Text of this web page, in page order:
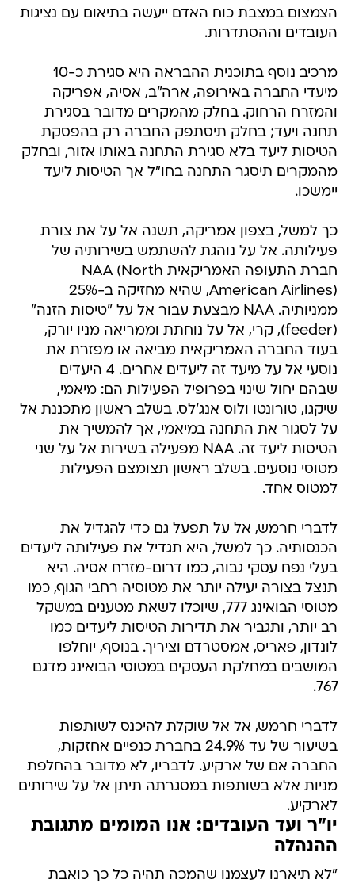
הצמצום במצבת כוח האדם ייעשה בתיאום עם נציגות
העובדים וההסתדרות.
מרכיב נוסף בתוכנית ההבראה היא סגירת כ-10
מיעדי החברה באירופה, ארה"ב, אסיה, אפריקה
והמזרח הרחוק. בחלק מהמקרים מדובר בסגירת
תחנה ויעד; בחלק תיסתפק החברה רק בהפסקת
הטיסות ליעד בלא סגירת התחנה באותו אזור, ובחלק
מהמקרים תיסגר התחנה בחו"ל אך הטיסות ליעד
יימשכו.
כך למשל, בצפון אמריקה, תשנה אל על את צורת
פעילותה. אל על נוהגת להשתמש בשירותיה של
חברת התעופה האמריקאית NAA (North
American Airlines), שהיא מחזיקה ב-25%
ממניותיה. NAA מבצעת עבור אל על "טיסות הזנה"
(feeder), קרי, אל על נוחתת וממריאה מניו יורק,
בעוד החברה האמריקאית מביאה או מפזרת את
נוסעי אל על מיעד זה ליעדים אחרים. 4 היעדים
שבהם יחול שינוי בפרופיל הפעילות הם: מיאמי,
שיקגו, טורונטו ולוס אנג'לס. בשלב ראשון מתכננת אל
על לסגור את התחנה במיאמי, אך להמשיך את
הטיסות ליעד זה. NAA מפעילה בשירות אל על שני
מטוסי נוסעים. בשלב ראשון תצומצם הפעילות
למטוס אחד.
לדברי חרמש, אל על תפעל גם כדי להגדיל את
הכנסותיה. כך למשל, היא תגדיל את פעילותה ליעדים
בעלי נפח עסקי גבוה, כמו דרום-מזרח אסיה. היא
תנצל בצורה יעילה יותר את מטוסיה רחבי הגוף, כמו
מטוסי הבואינג 777, שיוכלו לשאת מטענים במשקל
רב יותר, ותגביר את תדירות הטיסות ליעדים כמו
לונדון, פאריס, אמסטרדם וציריך. בנוסף, יוחלפו
המושבים במחלקת העסקים במטוסי הבואינג מדגם
767.
לדברי חרמש, אל אל שוקלת להיכנס לשותפות
בשיעור של עד 24.9% בחברת כנפיים אחזקות,
החברה אם של ארקיע. לדבריו, לא מדובר בהחלפת
מניות אלא בשותפות במסגרתה תיתן אל על שירותים
לארקיע.
יו"ר ועד העובדים: אנו המומים מתגובת
ההנהלה
"לא תיארנו לעצמנו שהמכה תהיה כל כך כואבת